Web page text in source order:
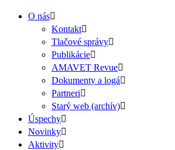
O nás
Kontakt
Tlačové správy
Publikácie
AMAVET Revue
Dokumenty a logá
Partneri
Starý web (archív)
Úspechy
Novinky
Aktivity